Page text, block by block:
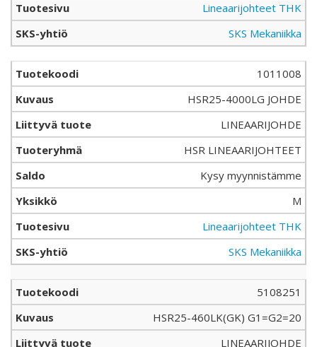
Lineaarijohteet THK
SKS Mekaniikka
1011008
HSR25-4000LG JOHDE
LINEAARIJOHDE
HSR LINEAARIJOHTEET
Kysy myynnistämme
M
Lineaarijohteet THK
SKS Mekaniikka
5108251
HSR25-460LK(GK) G1=G2=20
LINEAARIJOHDE